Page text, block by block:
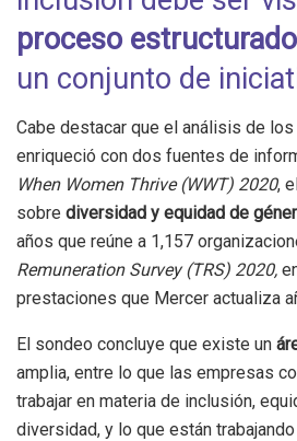
proceso estructurado
un conjunto de
Cabe destacar que el análisis de
enriqueció con dos fuentes de
When Women Thrive (WWT) 2020,
sobre diversidad y equidad de
años que reúne a 1,157
Remuneration Survey (TRS) 2020,
prestaciones que Mercer actualiza
El sondeo concluye que existe un
amplia, entre lo que las empresas
trabajar en materia de inclusión,
diversidad, y lo que están